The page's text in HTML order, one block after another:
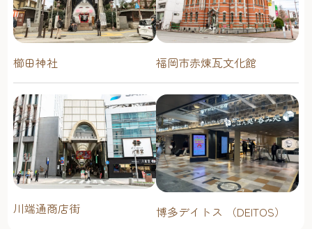
櫛田神社 福岡市赤煉瓦文化館
川端通商店街 博多デイトス （DEITOS）